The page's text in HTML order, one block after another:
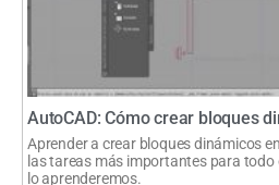
AutoCAD: Cómo crear bloques
Aprender a crear bloques dinámicos
las tareas más importantes para
lo aprenderemos.